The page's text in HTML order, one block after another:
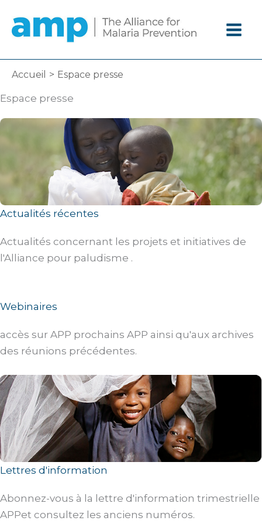
contenu
Accueil Espace presse
Espace presse
Actualités récentes
Actualités concernant les projets et initiatives de
l'Alliance pour paludisme .
Webinaires
accès sur APP prochains APP ainsi qu'aux archives
des réunions précédentes.
Lettres d'information
Abonnez-vous à la lettre d'information trimestrielle
APPet consultez les anciens numéros.